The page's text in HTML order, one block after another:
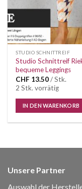
STUDIO SCHNITTREIF
Studio Schnittreif
bequeme Leggings
CHF 13.50/ Stk.
2 Stk. vorrätig
IN DEN WARENKORB
Unsere Partner
Auswahl der